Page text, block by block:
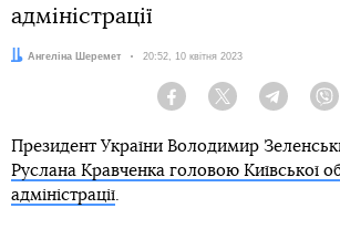
адміністрації
Автор:
Ангеліна Шеремет Дата:
20:52, 10 квітня 2023
Facebook Twitter Telegram
Президент України Володимир
Руслана Кравченка головою Київської
адміністрації.